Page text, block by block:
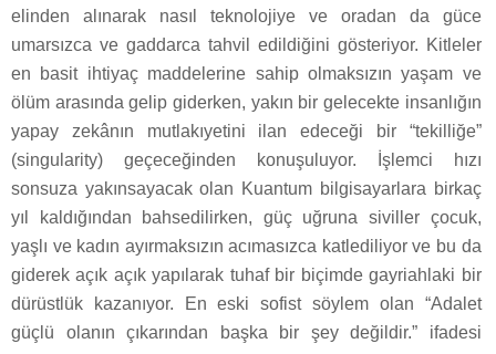
elinden alınarak nasıl teknolojiye ve oradan da güce
umarsızca ve gaddarca tahvil edildiğini gösteriyor. Kitleler
en basit ihtiyaç maddelerine sahip olmaksızın yaşam ve
ölüm arasında gelip giderken, yakın bir gelecekte insanlığın
yapay zekânın mutlakıyetini ilan edeceği bir “tekilliğe”
(singularity) geçeceğinden konuşuluyor. İşlemci hızı
sonsuza yakınsayacak olan Kuantum bilgisayarlara birkaç
yıl kaldığından bahsedilirken, güç uğruna siviller çocuk,
yaşlı ve kadın ayırmaksızın acımasızca katlediliyor ve bu da
giderek açık açık yapılarak tuhaf bir biçimde gayriahlaki bir
dürüstlük kazanıyor. En eski sofist söylem olan “Adalet
güçlü olanın çıkarından başka bir şey değildir.” ifadesi